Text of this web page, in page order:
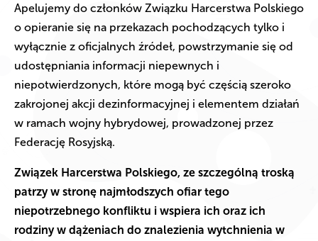
Apelujemy do członków Związku Harcerstwa Polskiego
o opieranie się na przekazach pochodzących tylko i
wyłącznie z oficjalnych źródeł, powstrzymanie się od
udostępniania informacji niepewnych i
niepotwierdzonych, które mogą być częścią szeroko
zakrojonej akcji dezinformacyjnej i elementem działań
w ramach wojny hybrydowej, prowadzonej przez
Federację Rosyjską.
Związek Harcerstwa Polskiego, ze szczególną troską
patrzy w stronę najmłodszych ofiar tego
niepotrzebnego konfliktu i wspiera ich oraz ich
rodziny w dążeniach do znalezienia wytchnienia w